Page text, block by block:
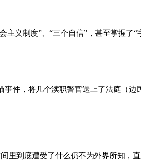
义制度”、“三个自信”，甚至掌握了“
件，将几个渎职警官送上了法庭（边
里到底遭受了什么仍不为外界所知，